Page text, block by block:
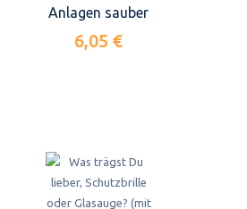
Anlagen sauber
6,05 €